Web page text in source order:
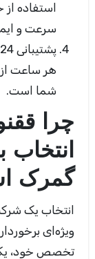
استفاده
سرعت و
پشتیبانی 24 ساعته:
هر ساعت از
شما است.
چرا
انتخاب
گمرک
انتخاب یک
ویژه‌ای
تخصص خود، یکی